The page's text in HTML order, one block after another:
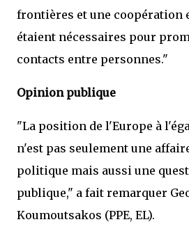
frontières et une coopération
étaient nécessaires pour
contacts entre personnes."
Opinion publique
"La position de l'Europe à
n'est pas seulement une
politique mais aussi une
publique," a fait remarquer
Koumoutsakos (PPE, EL).